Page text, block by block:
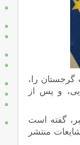
گذشته، پلیس یونان، 40 تبعه گرجستان را،
و پس از
گفته است
منتشر